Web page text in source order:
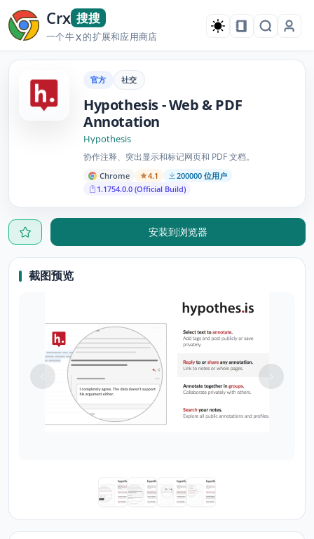
Crx 搜搜
一个牛X的扩展和应用商店
官方 社交
Hypothesis - Web & PDF
Annotation
Hypothesis
协作注释、突出显示和标记网页和 PDF 文档。
Chrome 4.1
200000 位用户
1.1754.0.0 (Official Build)
安装到浏览器
截图预览